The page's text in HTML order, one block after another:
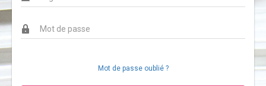
Mot de passe oublié ?